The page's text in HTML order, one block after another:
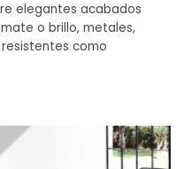
elegantes acabados
o brillo, metales,
como